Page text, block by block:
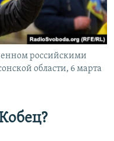
российскими
области, 6 марта